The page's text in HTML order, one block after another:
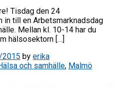
Tisdag den 24
in till en Arbetsmarknadsdag
Mellan kl. 10-14 har du
hälsosektorn […]
by erika
och samhälle, Malmö